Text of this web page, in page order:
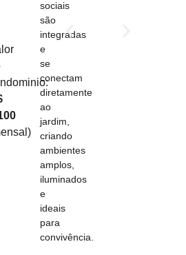
sociais
são
integradas
e
se
conectam
diretamente
ao
jardim,
criando
ambientes
amplos,
iluminados
e
ideais
para
convivência.